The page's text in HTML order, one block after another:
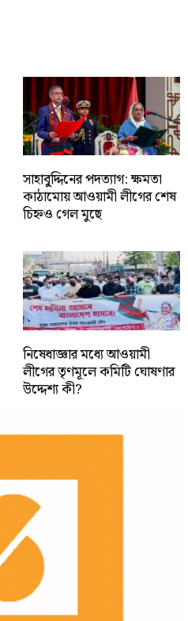
সাহাবু্দ্দিনের পদত্যাগ: ক্ষমতা
কাঠামোয় আওয়ামী লীগের শেষ
চিহ্নও গেল মুছে
নিষেধাজ্ঞার মধ্যে আওয়ামী
লীগের তৃণমূলে কমিটি ঘোষণার
উদ্দেশ্য কী?